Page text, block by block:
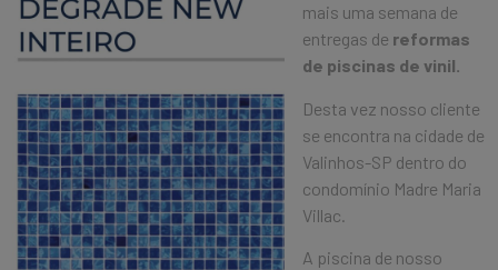
mais uma semana de
entregas de reformas
de piscinas de vinil.
Desta vez nosso cliente
se encontra na cidade de
Valinhos-SP dentro do
condomínio Madre Maria
Villac.
A piscina de nosso